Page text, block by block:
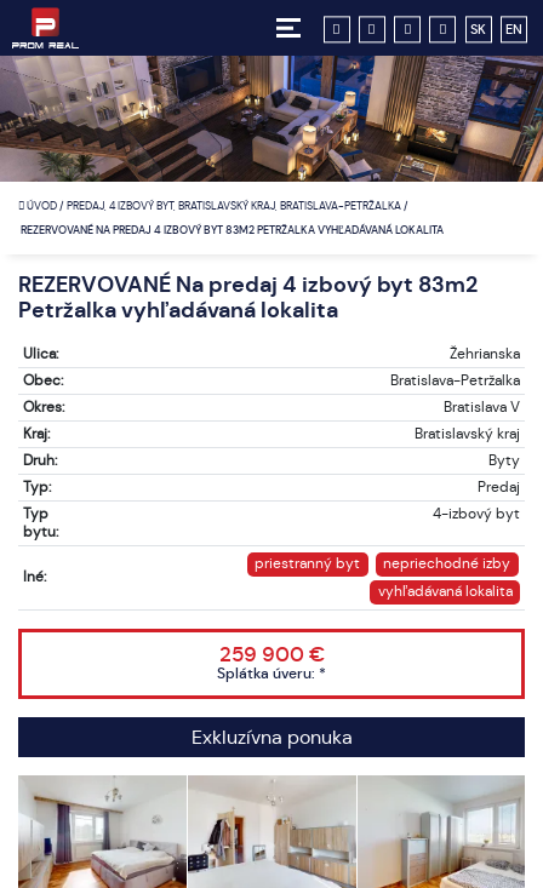
SK EN
ÚVOD/PREDAJ, 4 IZBOVÝ BYT, BRATISLAVSKÝ KRAJ, BRATISLAVA-PETRŽALKA/
REZERVOVANÉ NA PREDAJ 4 IZBOVÝ BYT 83M2 PETRŽALKA VYHĽADÁVANÁ LOKALITA
REZERVOVANÉ Na predaj 4 izbový byt 83m2
Petržalka vyhľadávaná lokalita
Ulica:
Žehrianska
Obec:
Bratislava-Petržalka
Okres:
Bratislava V
Kraj:
Bratislavský kraj
Druh:
Byty
Typ:
Predaj
Typ
bytu:
4-izbový byt
Iné:
priestranný byt
nepriechodné izby
vyhľadávaná lokalita
259 900 €
Splátka úveru: *
Exkluzívna ponuka